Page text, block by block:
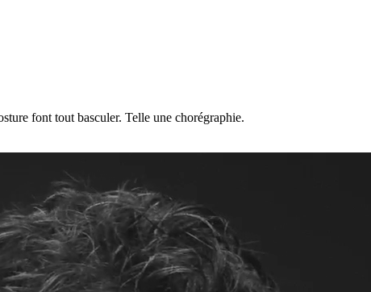
font tout basculer. Telle une chorégraphie.